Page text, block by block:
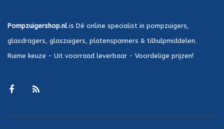
Pompzuigershop.nlis Dé online specialist in pompzuigers,
glasdragers, glaszuigers, platenspanners & tilhulpmiddelen.
Ruime keuze - Uit voorraad leverbaar - Voordelige prijzen!